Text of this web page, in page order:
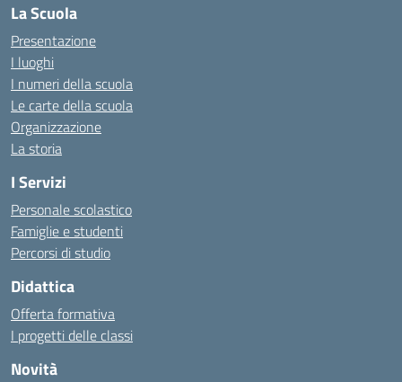
La Scuola
Presentazione
I luoghi
I numeri della scuola
Le carte della scuola
Organizzazione
La storia
I Servizi
Personale scolastico
Famiglie e studenti
Percorsi di studio
Didattica
Offerta formativa
I progetti delle classi
Novità